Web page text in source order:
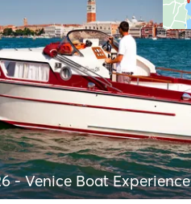
- Venice Boat Experience